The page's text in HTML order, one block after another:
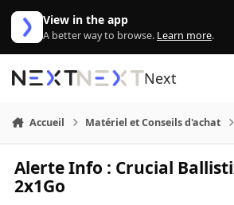
Aller au contenu
View in the app
A better way to browse. Learn more.
Next
Accueil Matériel et Conseils d'achat
Alerte Info : Crucial
2x1Go